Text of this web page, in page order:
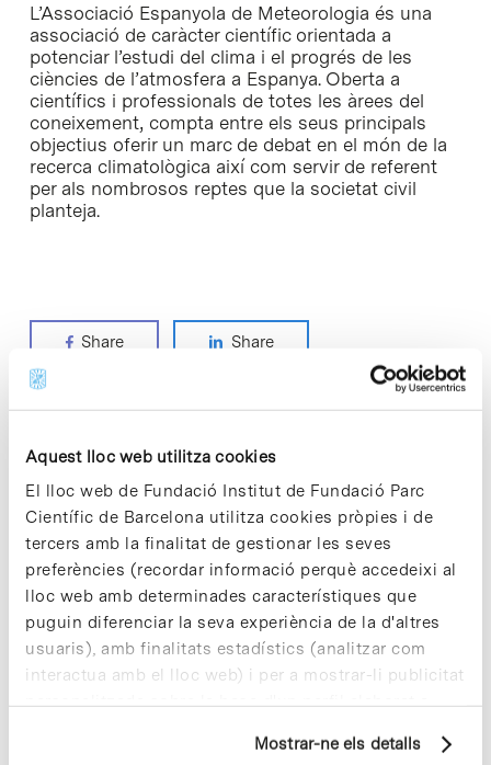
Aquest lloc web utilitza cookies
El lloc web de Fundació Institut de Fundació Parc
Científic de Barcelona utilitza cookies pròpies i de
tercers amb la finalitat de gestionar les seves
preferències (recordar informació perquè accedeixi al
lloc web amb determinades característiques que
puguin diferenciar la seva experiència de la d'altres
usuaris), amb finalitats estadístics (analitzar com
interactua amb el lloc web) i per a mostrar-li publicitat
personalitzada sobre la base d'un perfil elaborat a
pàgines visitades). Per a obtenir més informació sobre
Mostrar-ne els detalls
L’Associació Espanyola de Meteorologia és una
associació de caràcter científic orientada a
potenciar l’estudi del clima i el progrés de les
ciències de l’atmosfera a Espanya. Oberta a
científics i professionals de totes les àrees del
coneixement, compta entre els seus principals
objectius oferir un marc de debat en el món de la
recerca climatològica així com servir de referent
per als nombrosos reptes que la societat civil
planteja.
Share Share
Notícies més vistes
Vacances responsables en temps
d’emergència climàtica